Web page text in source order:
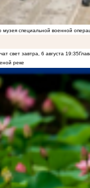
музея специальной военной
свет завтра, 6 августа 19:35
реке